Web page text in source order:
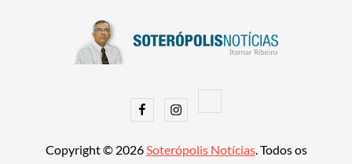
FacebookInstagram
Copyright © 2026 Soterópolis Notícias. Todos os